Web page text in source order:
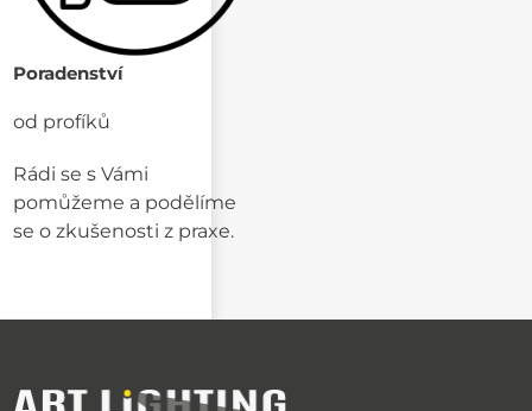
Poradenství
od profíků
Rádi se s Vámi
pomůžeme a podělíme
se o zkušenosti z praxe.